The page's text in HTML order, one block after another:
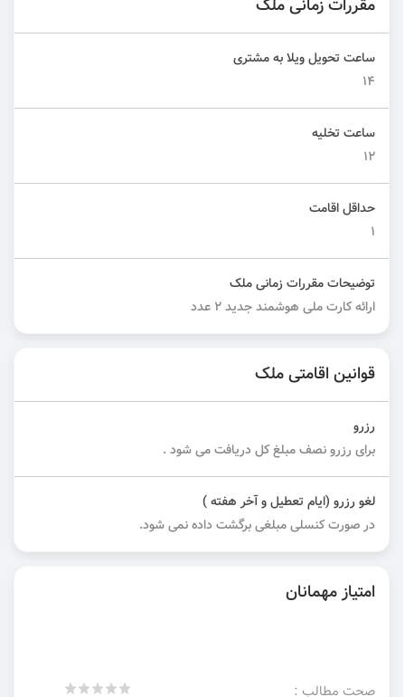
مقررات زمانی ملک
ساعت تحویل ویلا به مشتری
۱۴
ساعت تخلیه
۱۲
حداقل اقامت
۱
توضیحات مقررات زمانی ملک
ارائه کارت ملی هوشمند جدید ۲ عدد
قوانین اقامتی ملک
رزرو
برای رزرو نصف مبلغ کل دریافت می شود .
لغو رزرو (ایام تعطیل و آخر هفته )
در صورت کنسلی مبلغی برگشت داده نمی شود.
امتیاز مهمانان
صحت مطالب :